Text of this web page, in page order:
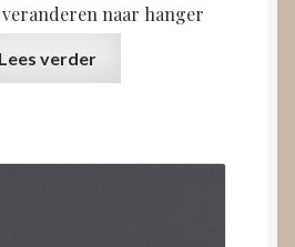
naar hanger
Lees verder